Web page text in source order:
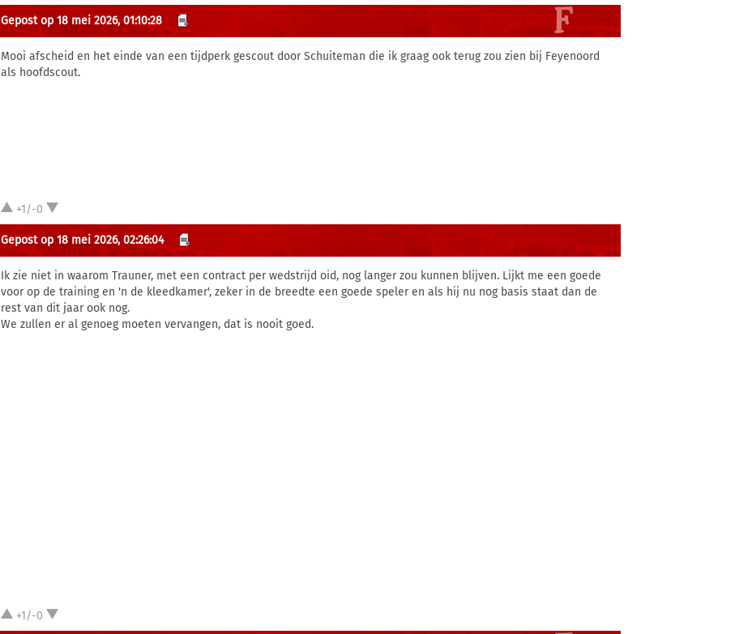
Gepost op 18 mei 2026, 01:10:28
Mooi afscheid en het einde van een tijdperk gescout door Schuiteman die ik graag ook terug zou zien bij Feyenoord
als hoofdscout.
+1/-0
Gepost op 18 mei 2026, 02:26:04
Ik zie niet in waarom Trauner, met een contract per wedstrijd oid, nog langer zou kunnen blijven. Lijkt me een goede
voor op de training en 'n de kleedkamer', zeker in de breedte een goede speler en als hij nu nog basis staat dan de
rest van dit jaar ook nog.
We zullen er al genoeg moeten vervangen, dat is nooit goed.
+1/-0